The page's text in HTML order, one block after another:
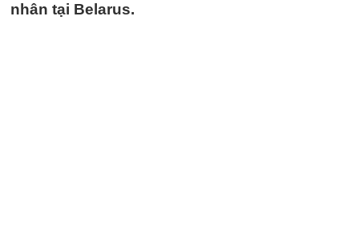
nhân tại Belarus.